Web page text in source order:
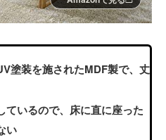
塗装を施されたMDF製で、丈
ているので、床に直に座った
い